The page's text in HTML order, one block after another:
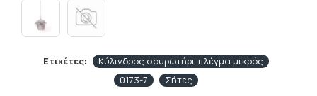
Ετικέτες:
Κύλινδρος σουρωτήρι πλέγμα μικρός
0173-7
Σήτες